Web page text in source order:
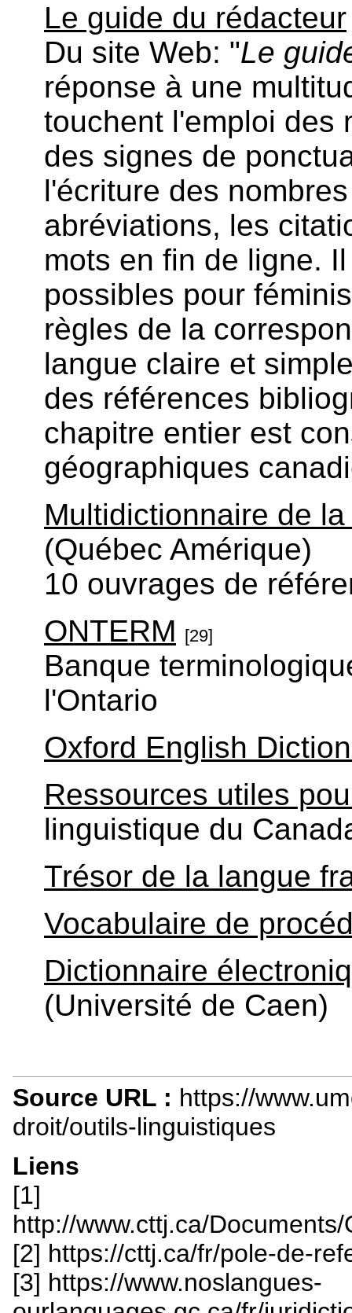
Le guide du rédacteur
Du site Web: "Le
réponse à une
touchent l'emploi des
des signes de
l'écriture des
abréviations, les
mots en fin de ligne.
possibles pour
règles de la
langue claire et
des références
chapitre entier est
géographiques
Multidictionnaire de
(Québec Amérique)
10 ouvrages de
ONTERM
[29]
Banque
l'Ontario
Oxford English
Ressources utiles
linguistique du
Trésor de la langue
Vocabulaire de
Dictionnaire
(Université de Caen)
Source URL : https://
droit/outils-linguistiques
Liens
[1]
http://www.cttj.ca/
[2] https://cttj.ca/fr/pole-de-
[3] https://www.noslangues-